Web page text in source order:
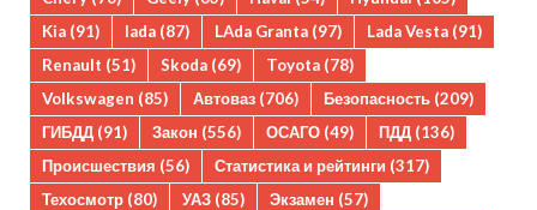
Kia (91) lada (87) LAda Granta (97) Lada Vesta (91)
Renault (51) Skoda (69) Toyota (78)
Volkswagen (85) Автоваз (706) Безопасность (209)
ГИБДД (91) Закон (556) ОСАГО (49) ПДД (136)
Происшествия (56) Статистика и рейтинги (317)
Техосмотр (80) УАЗ (85) Экзамен (57)